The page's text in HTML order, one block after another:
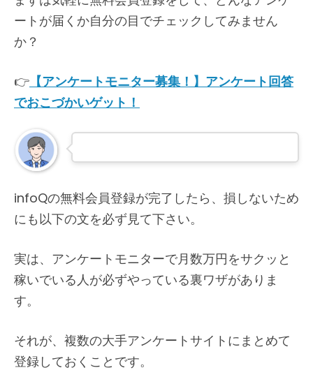
ートが届くか自分の目でチェックしてみません
か？
👉 【アンケートモニター募集！】アンケート回答
でおこづかいゲット！
infoQの無料会員登録が完了したら、損しないため
にも以下の文を必ず見て下さい。
実は、アンケートモニターで月数万円をサクッと
稼いでいる人が必ずやっている裏ワザがありま
す。
それが、複数の大手アンケートサイトにまとめて
登録しておくことです。